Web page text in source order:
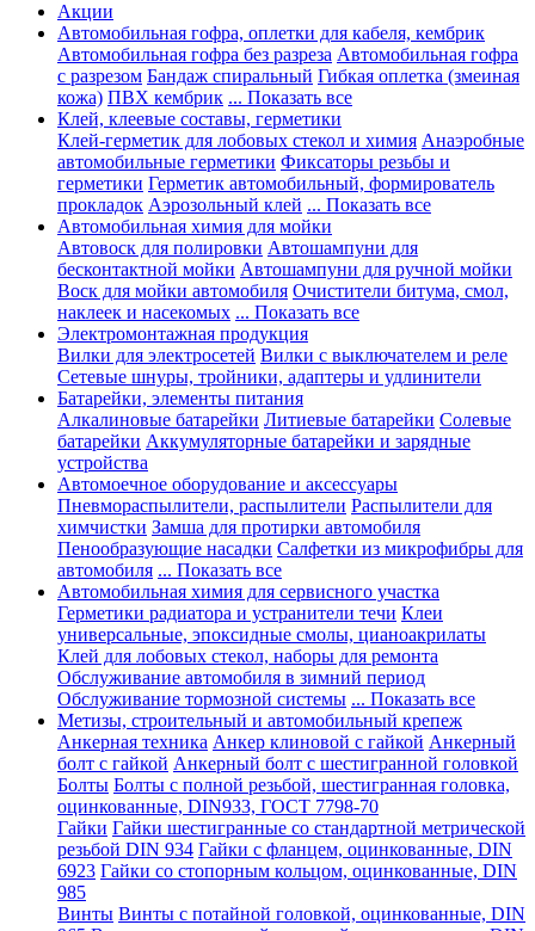
Акции
Автомобильная гофра, оплетки для кабеля, кембрик
Автомобильная гофра без разреза Автомобильная гофра
с разрезом Бандаж спиральный Гибкая оплетка (змеиная
кожа) ПВХ кембрик ... Показать все
Клей, клеевые составы, герметики
Клей-герметик для лобовых стекол и химия Анаэробные
автомобильные герметики Фиксаторы резьбы и
герметики Герметик автомобильный, формирователь
прокладок Аэрозольный клей ... Показать все
Автомобильная химия для мойки
Автовоск для полировки Автошампуни для
бесконтактной мойки Автошампуни для ручной мойки
Воск для мойки автомобиля Очистители битума, смол,
наклеек и насекомых ... Показать все
Электромонтажная продукция
Вилки для электросетей Вилки с выключателем и реле
Сетевые шнуры, тройники, адаптеры и удлинители
Батарейки, элементы питания
Алкалиновые батарейки Литиевые батарейки Солевые
батарейки Аккумуляторные батарейки и зарядные
устройства
Автомоечное оборудование и аксессуары
Пневмораспылители, распылители Распылители для
химчистки Замша для протирки автомобиля
Пенообразующие насадки Салфетки из микрофибры для
автомобиля ... Показать все
Автомобильная химия для сервисного участка
Герметики радиатора и устранители течи Клеи
универсальные, эпоксидные смолы, цианоакрилаты
Клей для лобовых стекол, наборы для ремонта
Обслуживание автомобиля в зимний период
Обслуживание тормозной системы ... Показать все
Метизы, строительный и автомобильный крепеж
Анкерная техника Анкер клиновой с гайкой Анкерный
болт с гайкой Анкерный болт с шестигранной головкой
Болты Болты с полной резьбой, шестигранная головка,
оцинкованные, DIN933, ГОСТ 7798-70
Гайки Гайки шестигранные со стандартной метрической
резьбой DIN 934 Гайки с фланцем, оцинкованные, DIN
6923 Гайки со стопорным кольцом, оцинкованные, DIN
985
Винты Винты с потайной головкой, оцинкованные, DIN